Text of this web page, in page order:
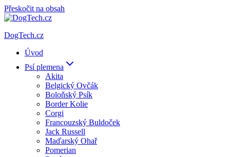
Přeskočit na obsah
DogTech.cz
Úvod
Psí plemena
Akita
Belgický Ovčák
Boloňský Psík
Border Kolie
Corgi
Francouzský Buldoček
Jack Russell
Maďarský Ohař
Pomerian